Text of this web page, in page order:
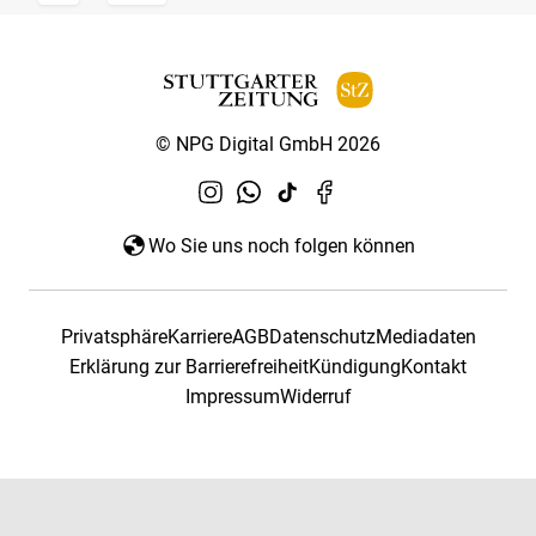
© NPG Digital GmbH 2026
Wo Sie uns noch folgen können
PrivatsphäreKarriereAGBDatenschutzMediadaten
Erklärung zur BarrierefreiheitKündigungKontakt
ImpressumWiderruf